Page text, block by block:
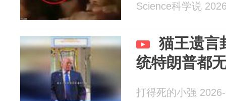
Science科学说
猫王遗言
统特朗普都
打得死的小强